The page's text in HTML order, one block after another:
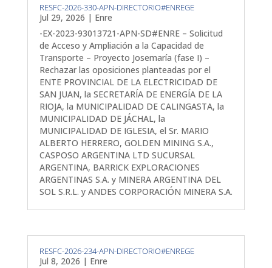
RESFC-2026-330-APN-DIRECTORIO#ENREGE
Jul 29, 2026 | Enre
-EX-2023-93013721-APN-SD#ENRE – Solicitud
de Acceso y Ampliación a la Capacidad de
Transporte – Proyecto Josemaría (fase I) –
Rechazar las oposiciones planteadas por el
ENTE PROVINCIAL DE LA ELECTRICIDAD DE
SAN JUAN, la SECRETARÍA DE ENERGÍA DE LA
RIOJA, la MUNICIPALIDAD DE CALINGASTA, la
MUNICIPALIDAD DE JÁCHAL, la
MUNICIPALIDAD DE IGLESIA, el Sr. MARIO
ALBERTO HERRERO, GOLDEN MINING S.A.,
CASPOSO ARGENTINA LTD SUCURSAL
ARGENTINA, BARRICK EXPLORACIONES
ARGENTINAS S.A. y MINERA ARGENTINA DEL
SOL S.R.L. y ANDES CORPORACIÓN MINERA S.A.
RESFC-2026-234-APN-DIRECTORIO#ENREGE
Jul 8, 2026 | Enre